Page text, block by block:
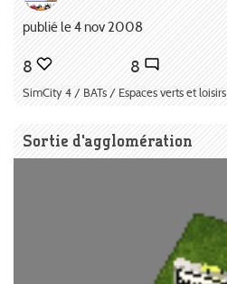
publié le 4 nov 2008
8 8
SimCity 4 / BATs / Espaces verts et loisirs
Sortie d'agglomération